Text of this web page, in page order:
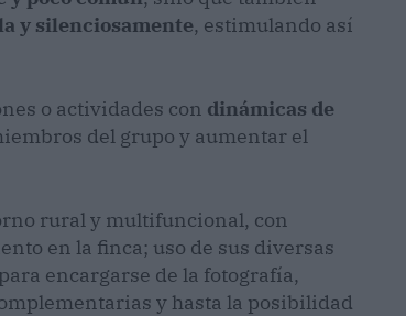
y silenciosamente, estimulando así
o actividades con dinámicas de
del grupo y aumentar el
rural y multifuncional, con
en la finca; uso de sus diversas
encargarse de la fotografía,
y hasta la posibilidad